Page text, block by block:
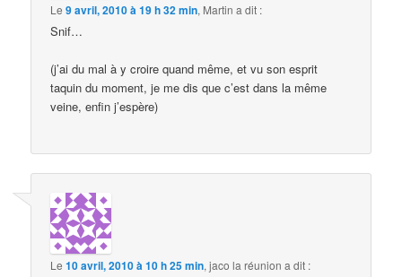
Le9 avril, 2010 à 19 h 32 min, Martin a dit :
Snif…
(j’ai du mal à y croire quand même, et vu son esprit
taquin du moment, je me dis que c’est dans la même
veine, enfin j’espère)
Le10 avril, 2010 à 10 h 25 min,jaco la réunion a dit :